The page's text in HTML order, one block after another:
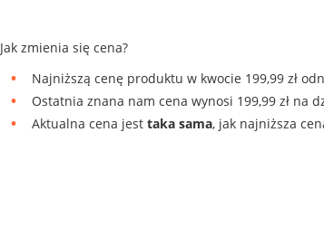
Jak zmienia się cena?
Najniższą cenę produktu w kwocie 199,99 zł
Ostatnia znana nam cena wynosi 199,99 zł na
Aktualna cena jesttaka sama, jak najniższa